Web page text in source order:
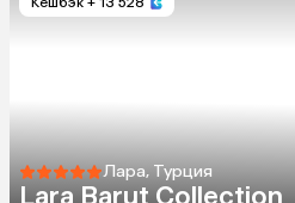
Лара, Турция
Lara Barut Collection